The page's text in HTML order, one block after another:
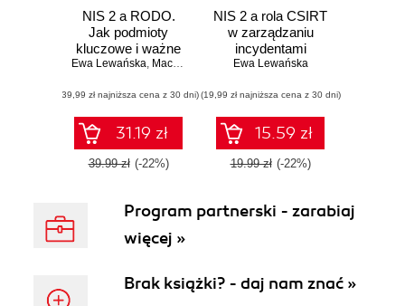
NIS 2 a RODO.
Jak podmioty
kluczowe i ważne
mają przygotować
cyberbezpieczeństwa
Ewa Lewańska, Maciej Lipka
(39,99 zł najniższa cena z 30 dni)
31.19 zł
39.99 zł (-22%)
NIS 2 a rola CSIRT
w zarządzaniu
incydentami
cyberbezpieczeństwa
Ewa Lewańska
(19,99 zł najniższa cena z 30 dni)
15.59 zł
19.99 zł (-22%)
Program partnerski - zarabiaj
więcej »
Brak książki? - daj nam znać »